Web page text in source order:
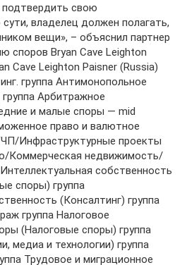
подтвердить свою
владелец должен полагать,
вещи», – объяснил партнер
споров Bryan Cave Leighton
Cave Leighton Paisner (Russia)
группа Антимонопольное
Арбитражное
и малые споры — mid
право и валютное
Инфраструктурные проекты
Коммерческая недвижимость/
собственность
споры) группа
(Консалтинг) группа
группа Налоговое
(Налоговые споры) группа
медиа и технологии) группа
Трудовое и миграционное